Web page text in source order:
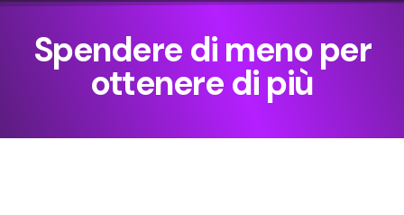
Spendere di meno per
ottenere di più